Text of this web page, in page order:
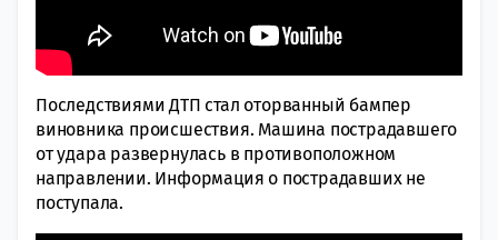
Последствиями ДТП стал оторванный бампер
виновника происшествия. Машина пострадавшего
от удара развернулась в противоположном
направлении. Информация о пострадавших не
поступала.